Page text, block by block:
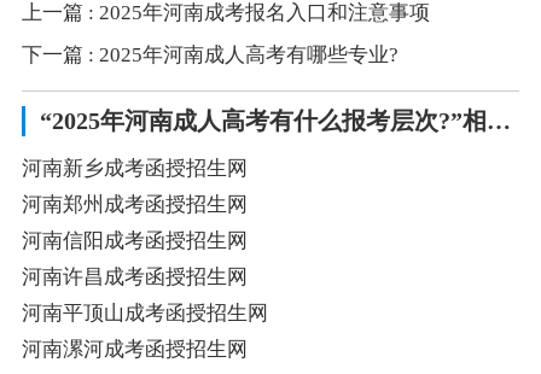
上一篇 : 2025年河南成考报名入口和注意事项
下一篇 : 2025年河南成人高考有哪些专业?
“2025年河南成人高考有什么报考层次?”相关阅读
河南新乡成考函授招生网
河南郑州成考函授招生网
河南信阳成考函授招生网
河南许昌成考函授招生网
河南平顶山成考函授招生网
河南漯河成考函授招生网